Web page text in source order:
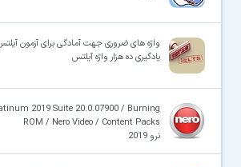
واژه‌ های ضروری جهت آمادگی برای آزمون
یادگیری ده هزار واژه آیلتس
2019 Suite 20.0.07900 / Burning
ROM / Nero Video / Content Packs
نرو 2019